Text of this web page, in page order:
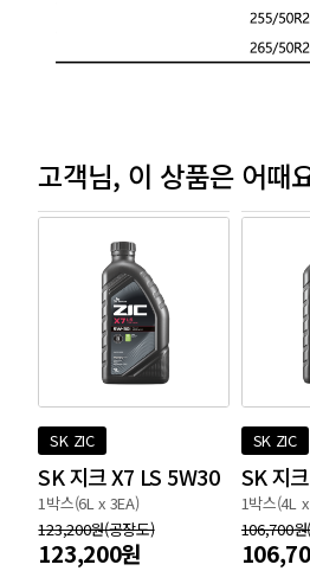
고객님, 이 상품은 어때
SK ZIC
SK 지크 X7 LS 5W30
1박스(6L x 3EA)
123,200원(공장도)
123,200원
SK ZIC
SK 지
1박스(4L
106,700